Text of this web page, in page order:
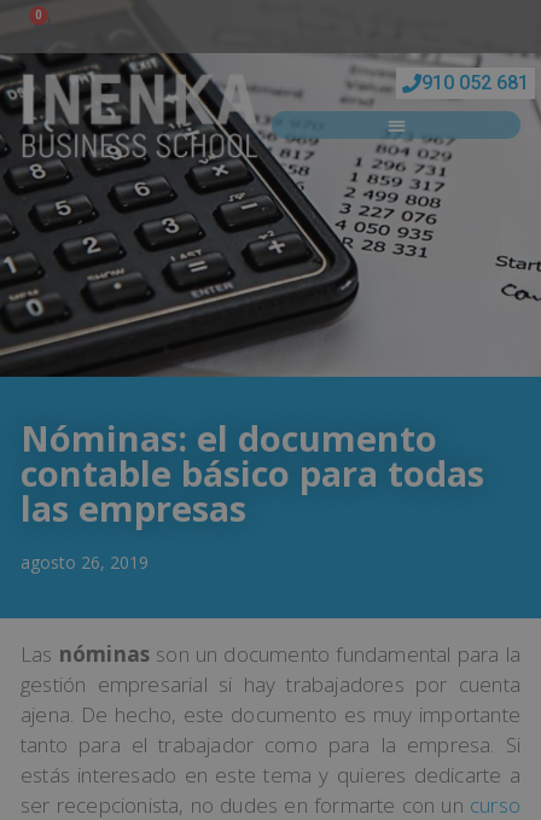
0
910 052 681
Nóminas: el documento
contable básico para todas
las empresas
agosto 26, 2019
Las nóminas son un documento fundamental para la
gestión empresarial si hay trabajadores por cuenta
ajena. De hecho, este documento es muy importante
tanto para el trabajador como para la empresa. Si
estás interesado en este tema y quieres dedicarte a
ser recepcionista, no dudes en formarte con un curso